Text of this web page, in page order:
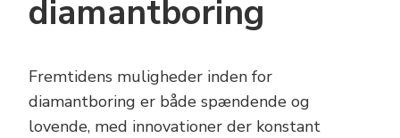
diamantboring
Fremtidens muligheder inden for
diamantboring er både spændende og
lovende, med innovationer der konstant